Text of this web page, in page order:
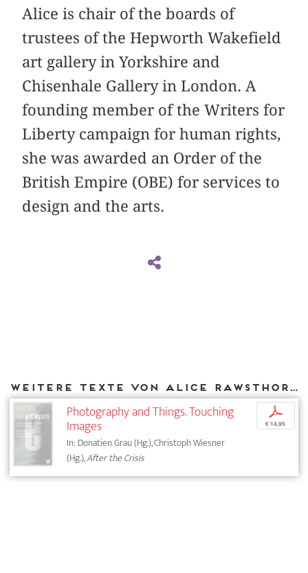
Alice is chair of the boards of
trustees of the Hepworth Wakefield
art gallery in Yorkshire and
Chisenhale Gallery in London. A
founding member of the Writers for
Liberty campaign for human rights,
she was awarded an Order of the
British Empire (OBE) for services to
design and the arts.
Weitere Texte von Alice Rawsthorn bei DIAPHANES
Photography and Things. Touching
Images
In: Donatien Grau (Hg.), Christoph Wiesner
(Hg.),After the Crisis
p
€ 14,95